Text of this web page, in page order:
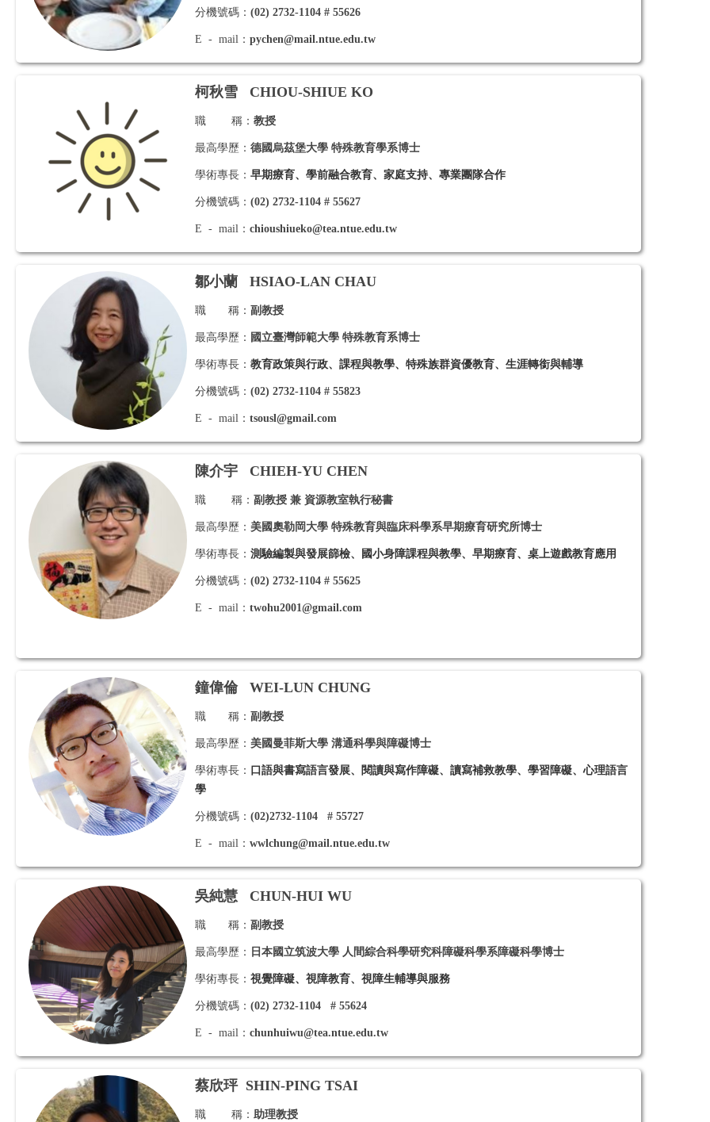
分機號碼： (02) 2732-1104 # 55626
E - mail： pychen@mail.ntue.edu.tw
柯秋雪 CHIOU-SHIUE KO
職 稱： 教授
最高學歷： 德國烏茲堡大學 特殊教育學系博士
學術專長： 早期療育、學前融合教育、家庭支持、專業團隊合作
分機號碼： (02) 2732-1104 # 55627
E - mail： chioushiueko@tea.ntue.edu.tw
鄒小蘭 HSIAO-LAN CHAU
職 稱： 副教授
最高學歷： 國立臺灣師範大學 特殊教育系博士
學術專長： 教育政策與行政、課程與教學、特殊族群資優教育、生涯轉銜與輔導
分機號碼： (02) 2732-1104 # 55823
E - mail： tsousl@gmail.com
陳介宇 CHIEH-YU CHEN
職 稱： 副教授 兼 資源教室執行秘書
最高學歷： 美國奧勒岡大學 特殊教育與臨床科學系早期療育研究所博士
學術專長： 測驗編製與發展篩檢、國小身障課程與教學、早期療育、桌上遊戲教育應用
分機號碼： (02) 2732-1104 # 55625
E - mail： twohu2001@gmail.com
鐘偉倫 WEI-LUN CHUNG
職 稱： 副教授
最高學歷： 美國曼菲斯大學 溝通科學與障礙博士
學術專長： 口語與書寫語言發展、閱讀與寫作障礙、讀寫補救教學、學習障礙、心理語言
學
分機號碼： (02)2732-1104 # 55727
E - mail： wwlchung@mail.ntue.edu.tw
吳純慧 CHUN-HUI WU
職 稱： 副 教授
最高學歷： 日本國立筑波大學 人間綜合科學研究科障礙科學系障礙科學博士
學術專長： 視覺障礙、視障教育、視障生輔導與服務
分機號碼： (02) 2732-1104 # 55624
E - mail： chunhuiwu@tea.ntue.edu.tw
蔡欣玶 SHIN-PING TSAI
職 稱： 助理教授